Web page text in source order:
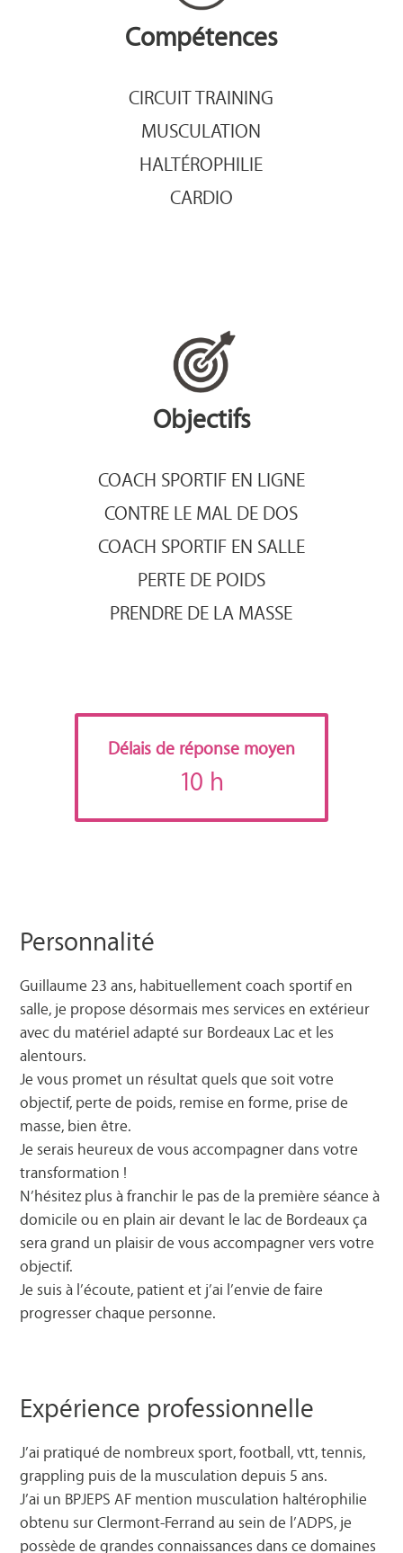
Compétences
CIRCUIT TRAINING
MUSCULATION
HALTÉROPHILIE
CARDIO
Objectifs
COACH SPORTIF EN LIGNE
CONTRE LE MAL DE DOS
COACH SPORTIF EN SALLE
PERTE DE POIDS
PRENDRE DE LA MASSE
Délais de réponse moyen
10 h
Personnalité
Guillaume 23 ans, habituellement coach sportif en
salle, je propose désormais mes services en extérieur
avec du matériel adapté sur Bordeaux Lac et les
alentours.
Je vous promet un résultat quels que soit votre
objectif, perte de poids, remise en forme, prise de
masse, bien être.
Je serais heureux de vous accompagner dans votre
transformation !
N’hésitez plus à franchir le pas de la première séance à
domicile ou en plain air devant le lac de Bordeaux ça
sera grand un plaisir de vous accompagner vers votre
objectif.
Je suis à l’écoute, patient et j’ai l’envie de faire
progresser chaque personne.
Expérience professionnelle
J’ai pratiqué de nombreux sport, football, vtt, tennis,
grappling puis de la musculation depuis 5 ans.
J’ai un BPJEPS AF mention musculation haltérophilie
obtenu sur Clermont-Ferrand au sein de l’ADPS, je
possède de grandes connaissances dans ce domaines